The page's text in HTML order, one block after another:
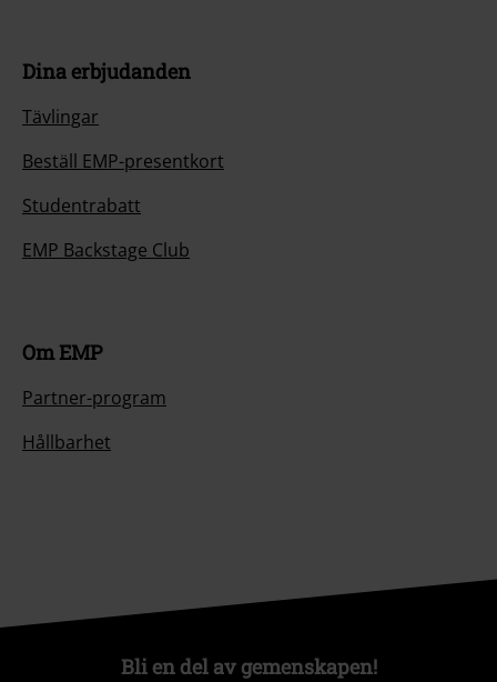
Dina erbjudanden
Tävlingar
Beställ EMP-presentkort
Studentrabatt
EMP Backstage Club
Om EMP
Partner-program
Hållbarhet
Bli en del av gemenskapen!